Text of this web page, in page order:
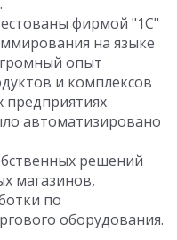
фирмой "1С"
на языке
опыт
и комплексов
предприятиях
автоматизировано
решений
магазинов,
по
оборудования.